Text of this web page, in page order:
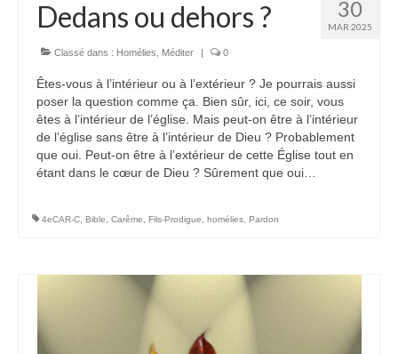
Voir
Films, Vidéos, Selfies
Selfies de Mariages
Mon témoignage
EdenCinéma
30
MAR 2025
Dedans ou dehors ?
Classé dans : Homélies Méditer | 0
Êtes-vous à l’intérieur ou à l’extérieur ? Je pourrais aussi
poser la question comme ça. Bien sûr, ici, ce soir, vous
êtes à l’intérieur de l’église. Mais peut-on être à l’intérieur
de l’église sans être à l’intérieur de Dieu ? Probablement
que oui. Peut-on être à l’extérieur de cette Église tout en
étant dans le cœur de Dieu ? Sûrement que oui…
4eCAR-C Bible Carême Fils-Prodigue homélies Pardon